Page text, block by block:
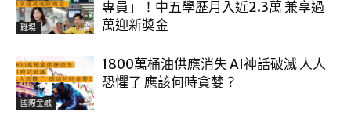
職場
專員」！中五學歷月入近2.3萬 兼享過
萬迎新獎金
國際金融
1800萬桶油供應消失 AI神話破滅 人人
恐懼了 應該何時貪婪？